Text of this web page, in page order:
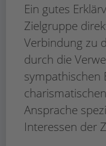
Ein gutes
Zielgruppe
Verbindung zu
durch die
sympathischen
Ansprache
Interessen der